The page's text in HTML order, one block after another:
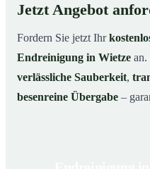
Jetzt Angebot
Fordern Sie jetzt Ihr
Endreinigung in Wietze
verlässliche Sauberkeit,
besenreine Übergabe –